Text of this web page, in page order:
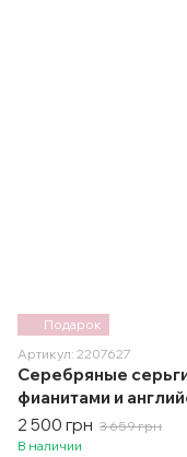
Подарок
Артикул: 2207627
Серебряные
фианитами и
2 500 грн 3 659 грн
В наличии